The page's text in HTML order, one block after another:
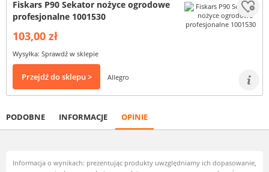
Fiskars P90 Sekator nożyce ogrodowe
profesjonalne 1001530
103,00 zł
Wysyłka: Sprawdź w sklepie
Przejdź do sklepu > Allegro
PODOBNE INFORMACJE OPINIE
Informacja o wynikach: prezentując produkty uwzględniamy ich dopasowanie,